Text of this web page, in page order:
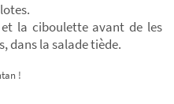
la ciboulette avant de les
dans la salade tiède.
!